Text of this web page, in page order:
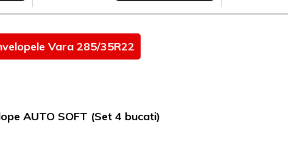
Vara 285/35R22
AUTO SOFT (Set 4 bucati)